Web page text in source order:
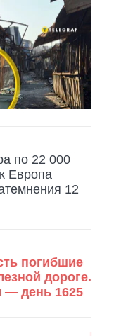
по 22 000
Европа
12
погибшие
дороге.
— день 1625